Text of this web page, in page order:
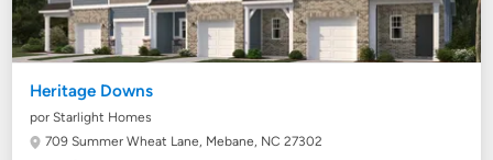
Heritage Downs
por Starlight Homes
709 Summer Wheat Lane, Mebane, NC 27302